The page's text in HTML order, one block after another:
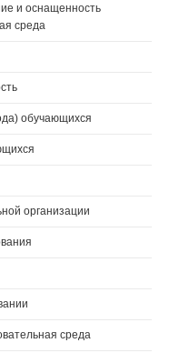
и оснащенность
среда
обучающихся
организации
среда